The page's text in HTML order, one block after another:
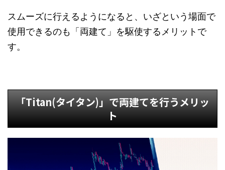
スムーズに行えるようになると、いざという場面で
使用できるのも「両建て」を駆使するメリットで
す。
「Titan(タイタン)」で両建てを行うメリッ
ト